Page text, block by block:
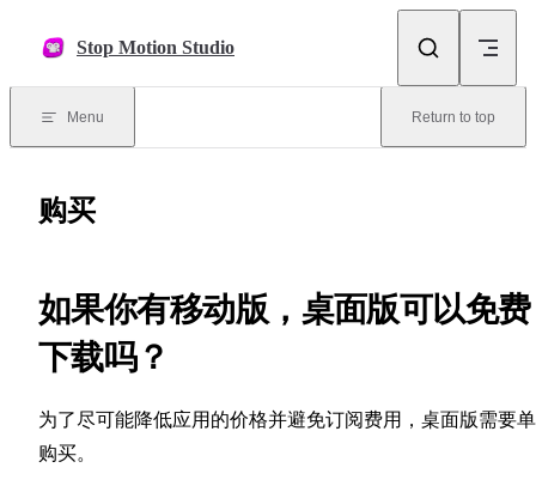
Stop Motion Studio
Menu Return to top
购买
如果你有移动版，桌面版可以免费
下载吗？
为了尽可能降低应用的价格并避免订阅费用，桌面版需要
购买。